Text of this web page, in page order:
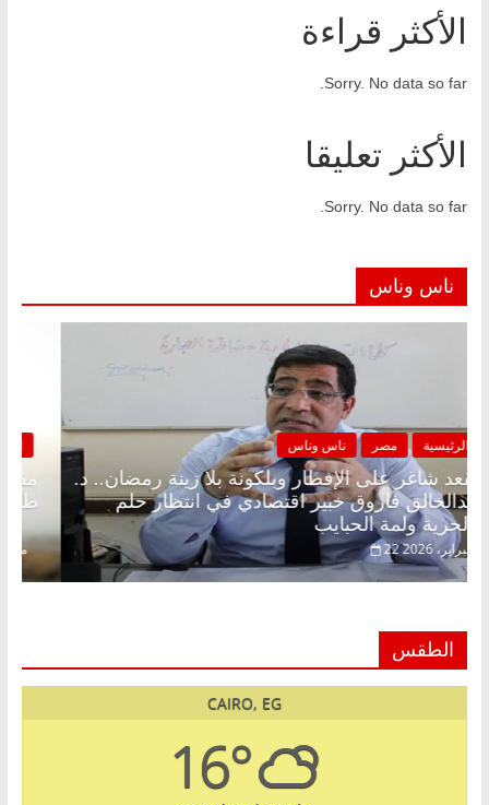
الأكثر قراءة
Sorry. No data so far.
الأكثر تعليقا
Sorry. No data so far.
ناس وناس
الرئيسية مصر ناس وناس
مقعد شاغر على الإفطار وبلكونة بلا زينة رمضان.. د.
عبدالخالق فاروق خبير اقتصادي في انتظار حلم
الحرية ولمة الحبايب
22 فبراير، 2026
الطقس
CAIRO, EG
16°